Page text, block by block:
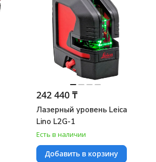
242 440 ₸
Лазерный уровень Leica
Lino L2G-1
Есть в наличии
Добавить в корзину